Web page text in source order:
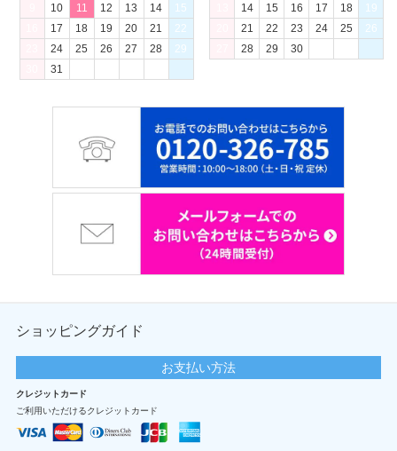
10 11 12 13 14
15
17 18 19 20 21
22
24 25 26 27 28
29
31
14 15 16 17 18
19
21 22 23 24 25
26
28 29 30
ショッピングガイド
お支払い方法
クレジットカード
ご利用いただけるクレジットカード